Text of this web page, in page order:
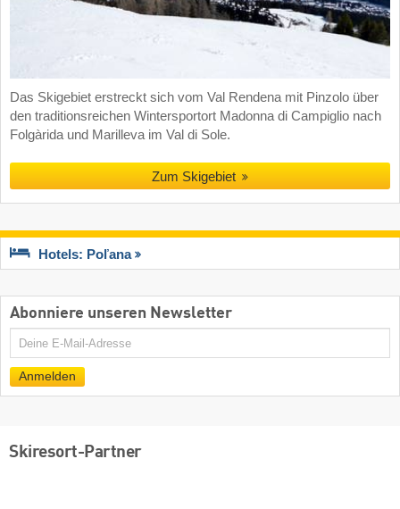
Das Skigebiet erstreckt sich vom Val Rendena mit Pinzolo über
den traditionsreichen Wintersportort Madonna di Campiglio nach
Folgàrida und Marilleva im Val di Sole.
Zum Skigebiet
Hotels: Poľana
Abonniere unseren Newsletter
E-
Anmelden
Skiresort-Partner